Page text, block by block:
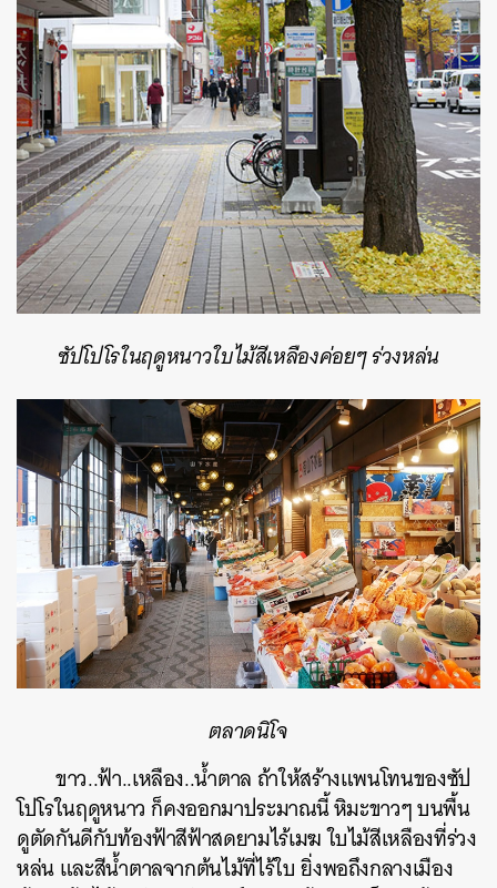
ซัปโปโรในฤดูหนาวใบไม้สีเหลืองค่อยๆ ร่วงหล่น
ตลาดนิโจ
ขาว..ฟ้า..เหลือง..น้ำตาล ถ้าให้สร้างแพนโทนของซัป
โปโรในฤดูหนาว ก็คงออกมาประมาณนี้ หิมะขาวๆ บนพื้น
ดูตัดกันดีกับท้องฟ้าสีฟ้าสดยามไร้เมฆ ใบไม้สีเหลืองที่ร่วง
หล่น และสีน้ำตาลจากต้นไม้ที่ไร้ใบ ยิ่งพอถึงกลางเมือง